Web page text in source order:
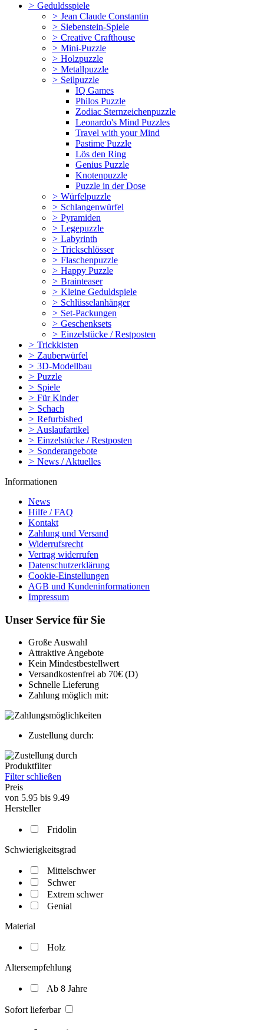
> Geduldsspiele
> Jean Claude Constantin
> Siebenstein-Spiele
> Creative Crafthouse
> Mini-Puzzle
> Holzpuzzle
> Metallpuzzle
> Seilpuzzle
IQ Games
Philos Puzzle
Zodiac Sternzeichenpuzzle
Leonardo's Mind Puzzles
Travel with your Mind
Pastime Puzzle
Lös den Ring
Genius Puzzle
Knotenpuzzle
Puzzle in der Dose
> Würfelpuzzle
> Schlangenwürfel
> Pyramiden
> Legepuzzle
> Labyrinth
> Trickschlösser
> Flaschenpuzzle
> Happy Puzzle
> Brainteaser
> Kleine Geduldspiele
> Schlüsselanhänger
> Set-Packungen
> Geschenksets
> Einzelstücke / Restposten
> Trickkisten
> Zauberwürfel
> 3D-Modellbau
> Puzzle
> Spiele
> Für Kinder
> Schach
> Refurbished
> Auslaufartikel
> Einzelstücke / Restposten
> Sonderangebote
> News / Aktuelles
Informationen
News
Hilfe / FAQ
Kontakt
Zahlung und Versand
Widerrufsrecht
Vertrag widerrufen
Datenschutzerklärung
Cookie-Einstellungen
AGB und Kundeninformationen
Impressum
Unser Service für Sie
Große Auswahl
Attraktive Angebote
Kein Mindestbestellwert
Versandkostenfrei ab 70€ (D)
Schnelle Lieferung
Zahlung möglich mit:
Zustellung durch:
Produktfilter
Filter schließen
Preis
von 5.95 bis 9.49
Hersteller
Fridolin
Schwierigkeitsgrad
Mittelschwer
Schwer
Extrem schwer
Genial
Material
Holz
Altersempfehlung
Ab 8 Jahre
Sofort lieferbar